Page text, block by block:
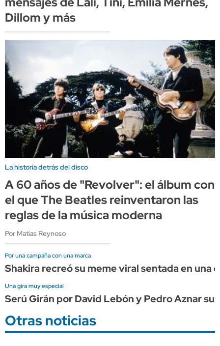
Dillom y más
La historia detrás del disco
A 60 años de "Revolver": el álbum con
el que The Beatles reinventaron las
reglas de la música moderna
Por Matias Reynoso
Por una campaña con una marca
Shakira recreó su meme viral sentada en una
Una gira muy especial
Serú Girán por David Lebón y Pedro Aznar
Otras noticias